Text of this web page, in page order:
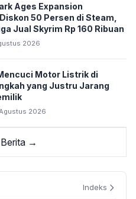
Ages Expansion
50 Persen di Steam,
Jual Skyrim Rp 160 Ribuan
2026
Motor Listrik di
yang Justru Jarang
2026
→
Indeks